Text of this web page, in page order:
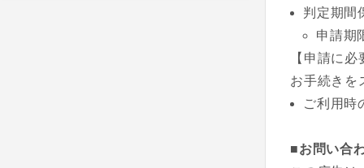
判定期間
申請期
【申請に
お手続きを
ご利用時
■お問い合